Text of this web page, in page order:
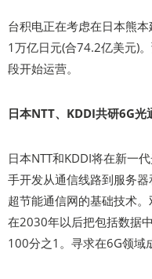
台积电正在考虑在日本熊
1万亿日元(合74.2亿美元)
段开始运营。
日本NTT、KDDI共研6G光
日本NTT和KDDI将在新一
手开发从通信线路到服务
超节能通信网的基础技术
在2030年以后把包括数据
100分之1。寻求在6G领域